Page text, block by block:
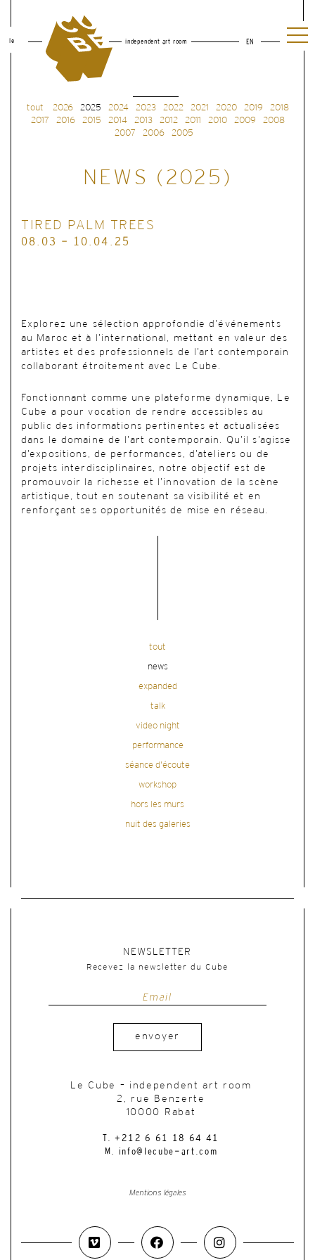
le independent art room EN
tout 2026 2025 2024 2023 2022 2021 2020 2019
2018
2017
2016 2015 2014 2013 2012 2011 2010 2009
2008
2007
2006 2005
NEWS (2025)
TIRED PALM TREES
08.03 - 10.04.25
Explorez une sélection approfondie d’événements
au Maroc et à l’international, mettant en valeur des
artistes et des professionnels de l’art contemporain
collaborant étroitement avec Le Cube.
Fonctionnant comme une plateforme dynamique, Le
Cube a pour vocation de rendre accessibles au
public des informations pertinentes et actualisées
dans le domaine de l’art contemporain. Qu’il s’agisse
d’expositions, de performances, d’ateliers ou de
projets interdisciplinaires, notre objectif est de
promouvoir la richesse et l’innovation de la scène
artistique, tout en soutenant sa visibilité et en
renforçant ses opportunités de mise en réseau.
tout
news
expanded
talk
video night
performance
séance d'écoute
workshop
hors les murs
nuit des galeries
NEWSLETTER
Recevez la newsletter du Cube
envoyer
Le Cube – independent art room
2, rue Benzerte
10000 Rabat
T. +212 6 61 18 64 41
M. info@lecube-art.com
Mentions légales